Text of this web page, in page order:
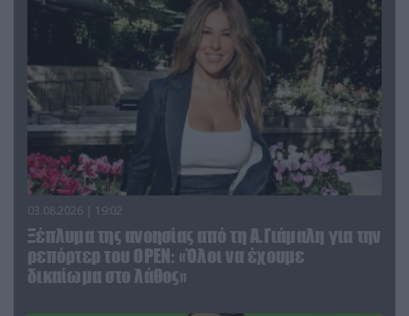
03.08.2026 | 19:02
Ξέπλυμα της ανοησίας από τη Α.Γιάμαλη για την
ρεπόρτερ του ΟΡΕΝ: «Όλοι να έχουμε
δικαίωμα στο λάθος»